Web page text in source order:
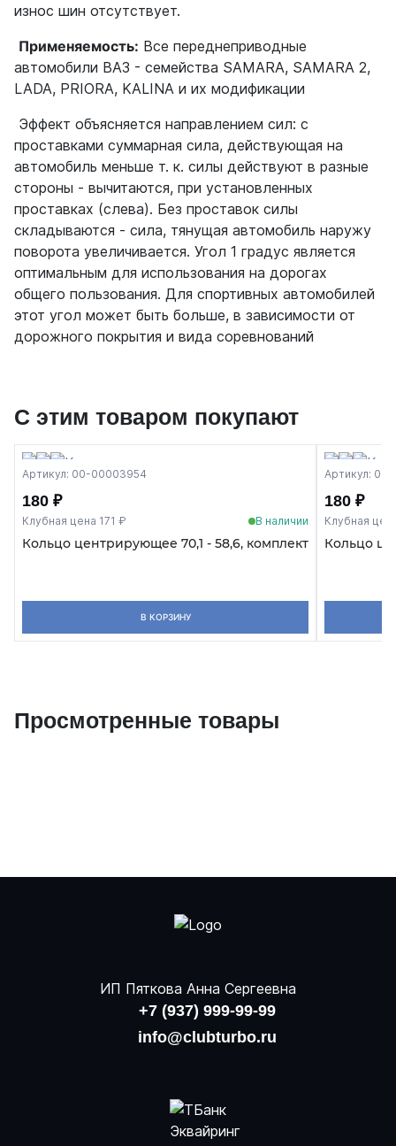
износ шин отсутствует.
Применяемость: Все переднеприводные
автомобили ВАЗ - семейства SAMARA, SAMARA 2,
LADA, PRIORA, KALINA и их модификации
Эффект объясняется направлением сил: с
проставками суммарная сила, действующая на
автомобиль меньше т. к. силы действуют в разные
стороны - вычитаются, при установленных
проставках (слева). Без проставок силы
складываются - сила, тянущая автомобиль наружу
поворота увеличивается. Угол 1 градус является
оптимальным для использования на дорогах
общего пользования. Для спортивных автомобилей
этот угол может быть больше, в зависимости от
дорожного покрытия и вида соревнований
С этим товаром покупают
Артикул: 00-00003954
180 ₽
Клубная цена 171 ₽ В наличии
Кольцо центрирующее 70,1 - 58,6, комплект
В КОРЗИНУ
Артикул:
180 ₽
Клубная
Кольцо
Просмотренные товары
ИП Пяткова Анна Сергеевна
+7 (937) 999-99-99
info@clubturbo.ru